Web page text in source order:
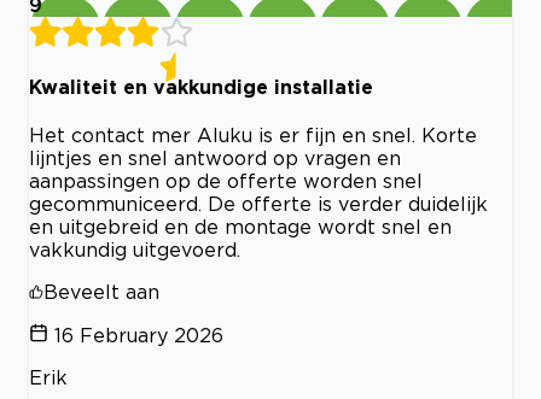
9
Kwaliteit en vakkundige installatie
Het contact mer Aluku is er fijn en snel. Korte
lijntjes en snel antwoord op vragen en
aanpassingen op de offerte worden snel
gecommuniceerd. De offerte is verder duidelijk
en uitgebreid en de montage wordt snel en
vakkundig uitgevoerd.
Beveelt aan
16 February 2026
Erik